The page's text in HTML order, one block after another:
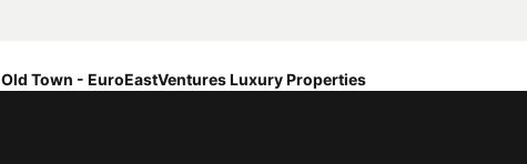
Old Town - EuroEastVentures Luxury Properties